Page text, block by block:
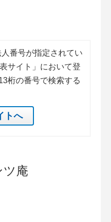
番号が指定されてい
サイト」において登
桁の番号で検索する
トへ
ツ庵